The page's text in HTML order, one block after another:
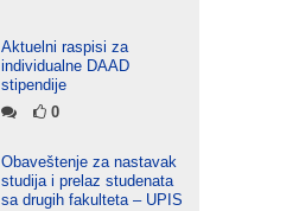
Aktuelni raspisi za
individualne DAAD
stipendije
0
Obaveštenje za nastavak
studija i prelaz studenata
sa drugih fakulteta – UPIS